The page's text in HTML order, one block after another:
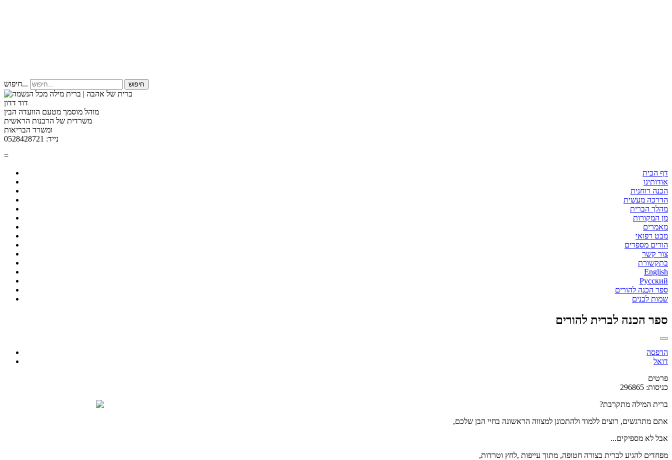
חיפוש... חיפוש
דוד דדון
מוהל מוסמך מטעם הוועדה הבין
משרדית של הרבנות הראשית
ומשרד הבריאות
נייד: 0528428721
=
דף הבית
אודותינו
הכנה רוחנית
הדרכה מעשית
מהלך הברית
מן המקורות
מאמרים
מבט רפואי
הורים מספרים
צור קשר
בתקשורת
English
Русский
ספר הכנה להורים
שמות לבנים
ספר הכנה לברית להורים
הדפסה
דואל
פרטים
כניסות: 296865
ברית המילה מתקרבת?
אתם מתרגשים, רוצים ללמוד ולהתכונן למצווה הראשונה בחיי הבן שלכם,
אבל לא מספיקים...
מפחדים להגיע לברית בצורה חטופה, מתוך עייפות ,לחץ וטרדות,